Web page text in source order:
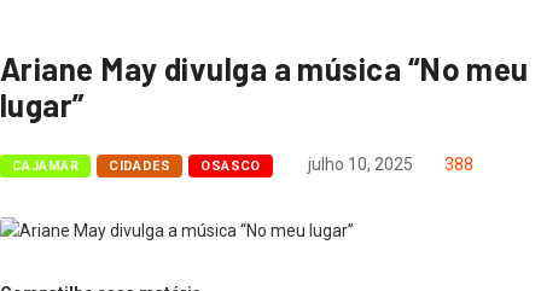
Ariane May divulga a música “No meu
lugar”
CAJAMAR CIDADES OSASCO julho 10, 2025 388